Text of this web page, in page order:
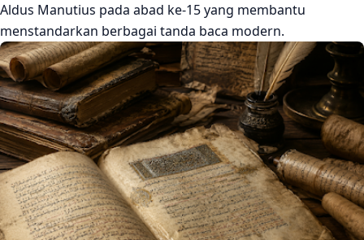
Aldus Manutius pada abad ke-15 yang membantu
menstandarkan berbagai tanda baca modern.